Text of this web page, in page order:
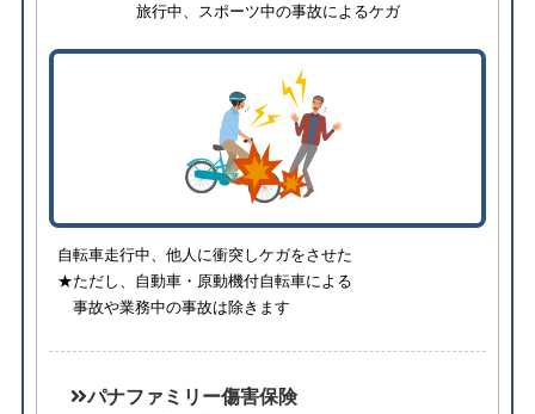
旅行中、スポーツ中の事故によるケガ
自転車走行中、他人に衝突しケガをさせた
★ただし、自動車・原動機付自転車による
事故や業務中の事故は除きます
パナファミリー傷害保険